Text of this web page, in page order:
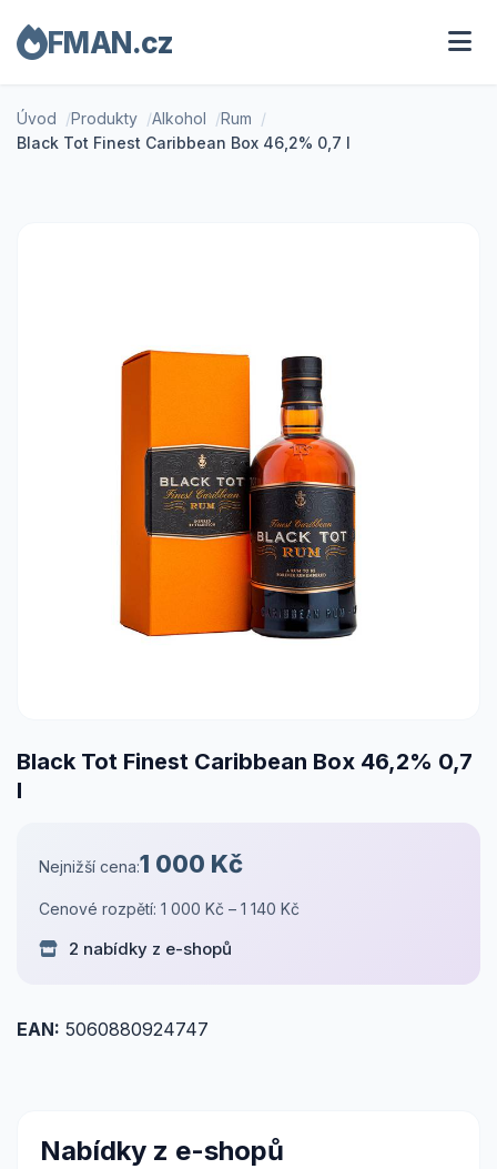
FMAN.cz
Úvod Produkty Alkohol
Rum
Black Tot Finest Caribbean Box 46,2% 0,7 l
Black Tot Finest Caribbean Box 46,2% 0,7
l
Nejnižší cena:1 000 Kč
Cenové rozpětí: 1 000 Kč – 1 140 Kč
2 nabídky z e-shopů
EAN: 5060880924747
Nabídky z e-shopů